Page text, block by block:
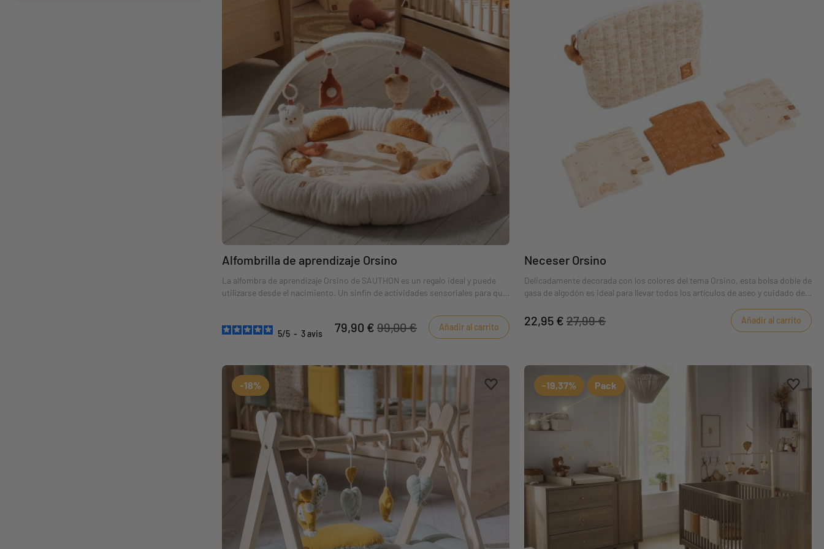
Alfombrilla de aprendizaje Orsino
La alfombra de aprendizaje Orsino de SAUTHON es un regalo ideal y puede
utilizarse desde el nacimiento. Un sinfín de actividades sensoriales para que
5/5 - 3avis 79,90 € 99,00 € Añadir al carrito
Neceser Orsino
Delicadamente decorada con los colores del tema Orsino, esta bolsa doble de
gasa de algodón es ideal para llevar todos los artículos de aseo y cuidado del
hidrófugo se limpia fácilmente.
22,95 € 27,99 € Añadir al carrito
Aggiungi ai preferiti
borrar favoritos
-18% borrar
-19,37% Pack